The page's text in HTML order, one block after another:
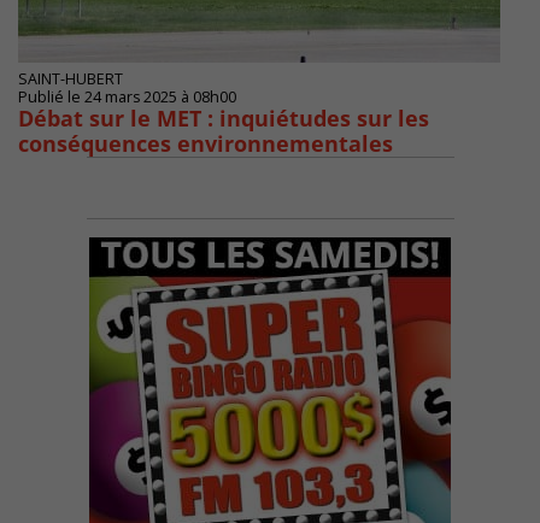
SAINT-HUBERT
Publié le 24 mars 2025 à 08h00
Débat sur le MET : inquiétudes sur les
conséquences environnementales